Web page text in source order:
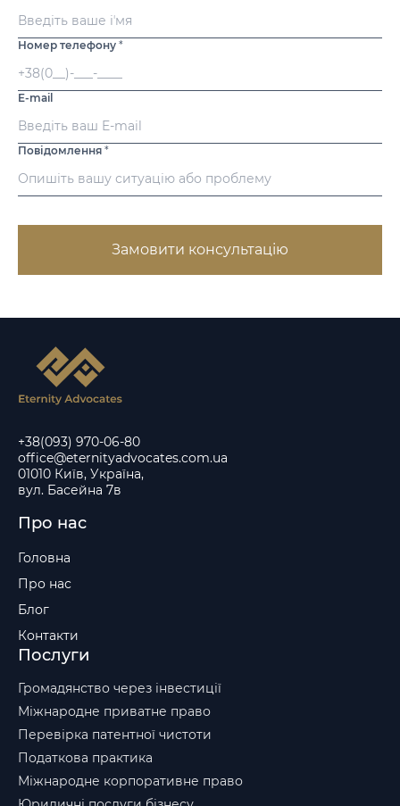
Номер телефону *
E-mail
Повідомлення *
Замовити консультацію
+38(093) 970-06-80
office@eternityadvocates.com.ua
01010 Київ, Україна,
вул. Басейна 7в
Про нас
Головна
Про нас
Блог
Контакти
Послуги
Громадянство через інвестиції
Міжнародне приватне право
Перевірка патентної чистоти
Податкова практика
Міжнародне корпоративне право